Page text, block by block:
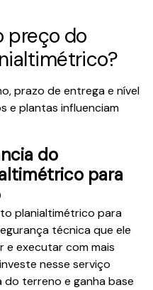
preço do
prazo de entrega e nível
e plantas influenciam
do
para
planialtimétrico para
técnica que ele
e executar com mais
nesse serviço
do terreno e ganha base